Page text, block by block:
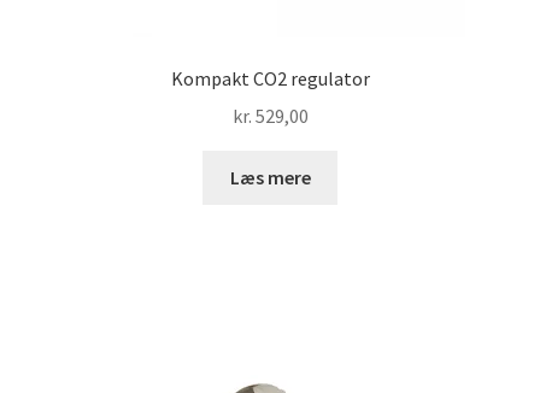
Kompakt CO2 regulator
kr. 529,00
Læs mere